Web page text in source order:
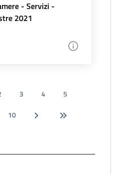
- Servizi -
2021
3 4
5
10